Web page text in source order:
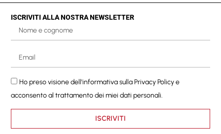
ISCRIVITI ALLA NOSTRA NEWSLETTER
Ho preso visione dell'informativa sullaPrivacy Policye
acconsento al trattamento dei miei dati personali.
ISCRIVITI